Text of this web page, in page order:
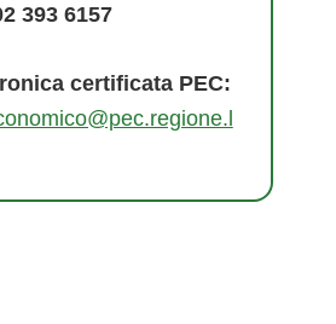
393 6157
certificata PEC: